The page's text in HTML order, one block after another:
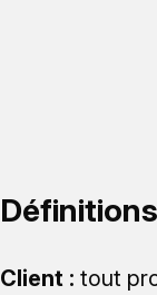
Définitions
Client : tout